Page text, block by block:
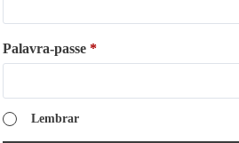
Palavra-passe *
Lembrar